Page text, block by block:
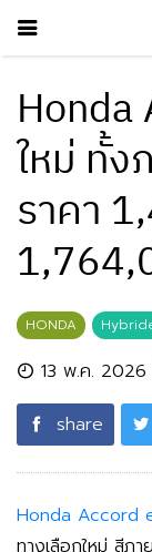
Honda
ใหม่ ทั้ง
ราคา
HONDA
13 พ.ค. 2026
share
Honda Accord
ทางเลือกใหม่ สีภา